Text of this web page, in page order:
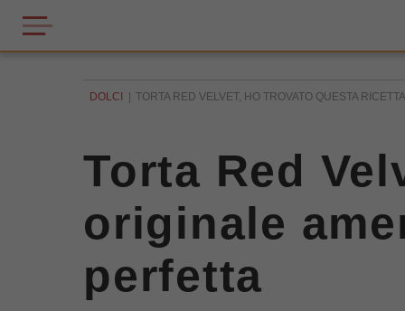
DOLCI TORTA RED VELVET, HO TROVATO QUESTA
Torta Red
originale
perfetta